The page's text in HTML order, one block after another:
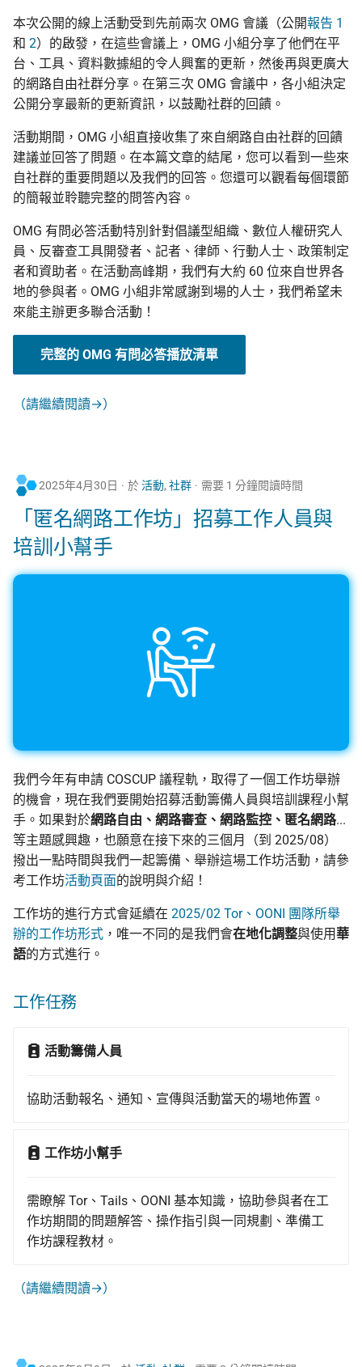
本次公開的線上活動受到先前兩次 OMG 會議（公開報告 1
和 2）的啟發，在這些會議上，OMG 小組分享了他們在平
台、工具、資料數據組的令人興奮的更新，然後再與更廣大
的網路自由社群分享。在第三次 OMG 會議中，各小組決定
公開分享最新的更新資訊，以鼓勵社群的回饋。
活動期間，OMG 小組直接收集了來自網路自由社群的回饋
建議並回答了問題。在本篇文章的結尾，您可以看到一些來
自社群的重要問題以及我們的回答。您還可以觀看每個環節
的簡報並聆聽完整的問答內容。
OMG 有問必答活動特別針對倡議型組織、數位人權研究人
員、反審查工具開發者、記者、律師、行動人士、政策制定
者和資助者。在活動高峰期，我們有大約 60 位來自世界各
地的參與者。OMG 小組非常感謝到場的人士，我們希望未
來能主辦更多聯合活動！
完整的 OMG 有問必答播放清單
（請繼續閱讀→）
2025年4月30日 於活動, 社群 需要 1 分鐘閱讀時間
「匿名網路工作坊」招募工作人員與
培訓小幫手
我們今年有申請 COSCUP 議程軌，取得了一個工作坊舉辦
的機會，現在我們要開始招募活動籌備人員與培訓課程小幫
手。如果對於網路自由、網路審查、網路監控、匿名網路...
等主題感興趣，也願意在接下來的三個月（到 2025/08）
撥出一點時間與我們一起籌備、舉辦這場工作坊活動，請參
考工作坊活動頁面的說明與介紹！
工作坊的進行方式會延續在 2025/02 Tor、OONI 團隊所舉
辦的工作坊形式 ，唯一不同的是我們會在地化調整與使用華
語的方式進行。
工作任務
活動籌備人員
協助活動報名、通知、宣傳與活動當天的場地佈置。
工作坊小幫手
需瞭解 Tor、Tails、OONI 基本知識，協助參與者在工
作坊期間的問題解答、操作指引與一同規劃、準備工
作坊課程教材。
（請繼續閱讀→）